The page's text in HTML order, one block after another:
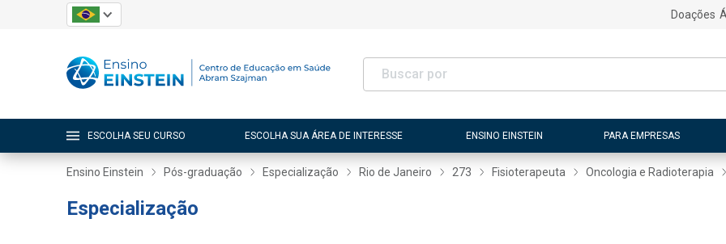
Doações
ESCOLHA SEU CURSO ESCOLHA SUA ÁREA DE INTERESSE ENSINO EINSTEIN PARA EMPRESAS
Ensino Einstein Pós-graduação Especialização Rio de Janeiro 273 Fisioterapeuta Oncologia e Radioterapia
Especialização